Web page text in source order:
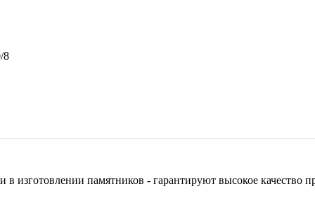
изготовлении памятников - гарантируют высокое качество
8